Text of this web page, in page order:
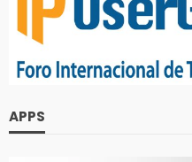
APPS